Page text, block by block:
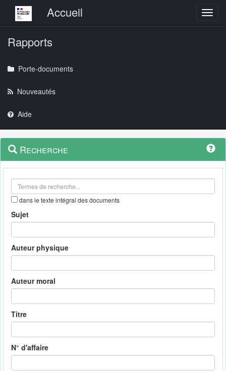
Menu principalAccueil
Rapports
Porte-documents
Nouveautés
Aide
Navigation
outils
Menu
contextuel
Recherche
dans le texte intégral des documents
Sujet
Auteur physique
Auteur moral
Titre
N° d'affaire